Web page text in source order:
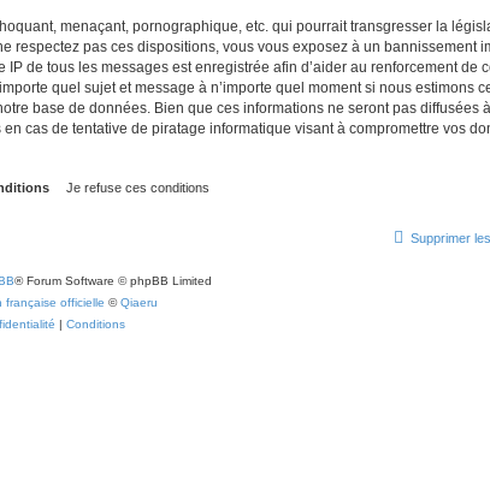
menaçant, pornographique, etc. qui pourrait transgresser la
pas ces dispositions, vous vous exposez à un bannissement
de tous les messages est enregistrée afin d’aider au renforcement de
quel sujet et message à n’importe quel moment si nous estimons
base de données. Bien que ces informations ne seront pas diffusées
cas de tentative de piratage informatique visant à compromettre vos
Supprimer
® Forum Software © phpBB Limited
française officielle ©Qiaeru
| Conditions